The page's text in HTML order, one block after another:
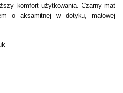
komfort użytkowania. Czarny mat
o aksamitnej w dotyku, matowej